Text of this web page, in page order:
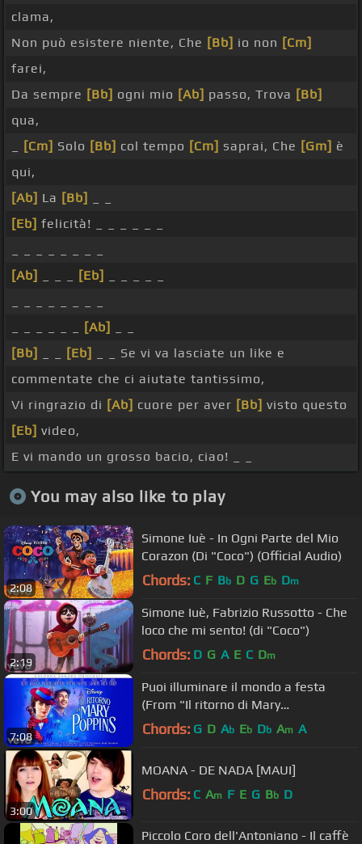
clama,
Non può esistere niente, Che [Bb] io non [Cm]
farei,
Da sempre [Bb] ogni mio [Ab] passo, Trova [Bb]
qua,
[Cm] Solo [Bb] col tempo [Cm] saprai, Che [Gm] è
qui,
[Ab] La [Bb]
[Eb] felicità! _ _ _ _ _ _
[Ab]
[Eb]
[Ab]
[Bb]
[Eb]
_ _ Se vi va lasciate un like e
commentate che ci aiutate tantissimo,
Vi ringrazio di [Ab] cuore per aver [Bb] visto questo
[Eb] video,
E vi mando un grosso bacio, ciao! _ _
You may also like to play
2:08
Simone Iuè - In Ogni Parte del Mio
Corazon (Di "Coco") (Official Audio)
Chords: C F Bb D G Eb Dm
2:19
Simone Iuè, Fabrizio Russotto - Che
loco che mi sento! (di "Coco")
Chords: D G A E C Dm
7:08
Puoi illuminare il mondo a festa
(From "Il ritorno di Mary
Poppins"/Audio Only)
Chords: G D Ab Eb Db Am A
3:00
MOANA - DE NADA [MAUI]
Chords: C Am F E G Bb D
Piccolo Coro dell'Antoniano - Il caffè